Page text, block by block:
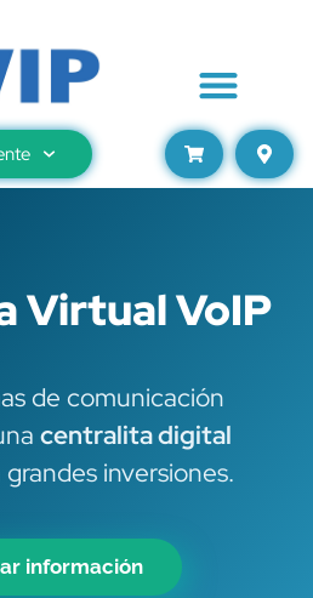
Virtual VoIP
de comunicación
centralita digital
grandes inversiones.
información